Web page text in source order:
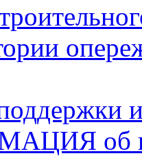
об